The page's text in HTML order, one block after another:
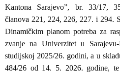
Kantona Sarajevo”, br. 33/17,
članova 221, 224, 226, 227. i 294.
Dinamičkim planom potreba za
zvanje na Univerzitet u
studijskoj 2025/26. godini, a u
484/26 od 14. 5. 2026. godine, te